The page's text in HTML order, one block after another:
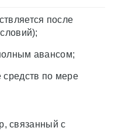
после
авансом;
средств по мере
связанный с